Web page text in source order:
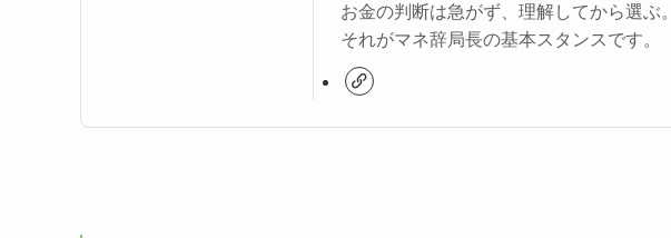
お金の判断は急がず、理解してから選ぶ。
それがマネ辞局長の基本スタンスです。